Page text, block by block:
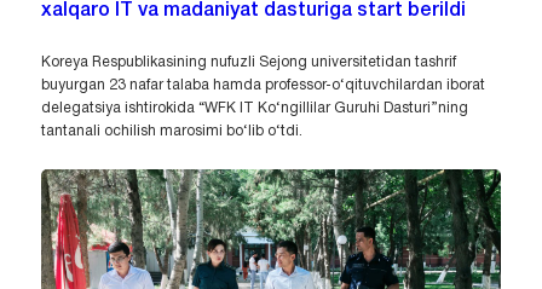
xalqaro IT va madaniyat dasturiga start berildi
Koreya Respublikasining nufuzli Sejong universitetidan tashrif
buyurgan 23 nafar talaba hamda professor-o‘qituvchilardan iborat
delegatsiya ishtirokida “WFK IT Ko‘ngillilar Guruhi Dasturi”ning
tantanali ochilish marosimi bo‘lib o‘tdi.